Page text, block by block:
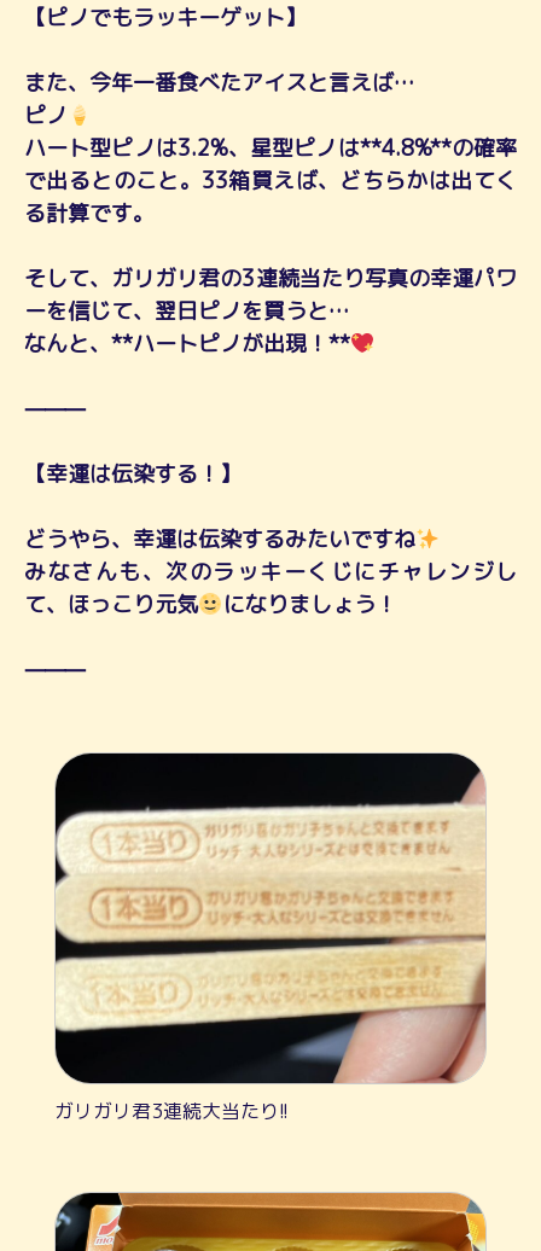
【ピノでもラッキーゲット】
また、今年一番食べたアイスと言えば…
ピノ
ハート型ピノは3.2%、星型ピノは**4.8%**の確率
で出るとのこと。33箱買えば、どちらかは出てく
る計算です。
そして、ガリガリ君の3連続当たり写真の幸運パワ
ーを信じて、翌日ピノを買うと…
なんと、**ハートピノが出現！**
⸻
【幸運は伝染する！】
どうやら、幸運は伝染するみたいですね
みなさんも、次のラッキーくじにチャレンジし
て、ほっこり元気
になりましょう！
⸻
ガリガリ君3連続大当たり!!